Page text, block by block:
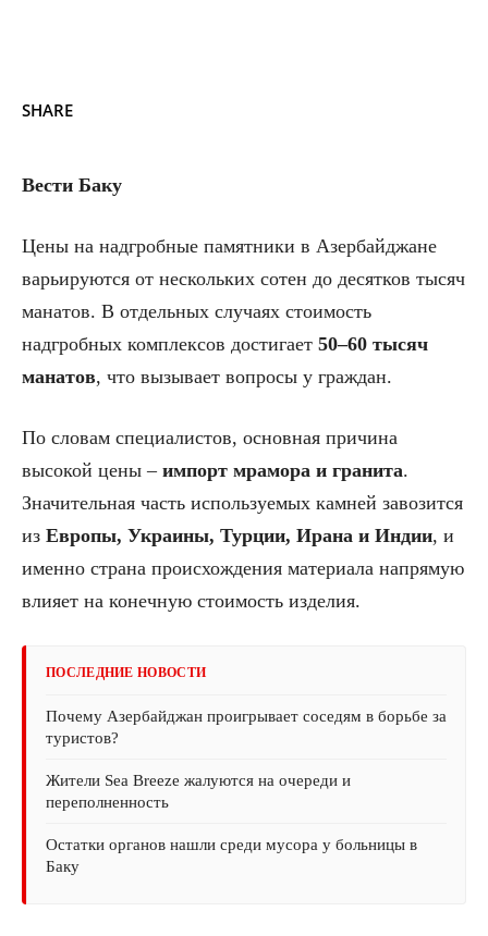
SHARE
Вести Баку
Цены на надгробные памятники в Азербайджане
варьируются от нескольких сотен до десятков тысяч
манатов. В отдельных случаях стоимость
надгробных комплексов достигает 50–60 тысяч
манатов, что вызывает вопросы у граждан.
По словам специалистов, основная причина
высокой цены – импорт мрамора и гранита.
Значительная часть используемых камней завозится
из Европы, Украины, Турции, Ирана и Индии, и
именно страна происхождения материала напрямую
влияет на конечную стоимость изделия.
ПОСЛЕДНИЕ НОВОСТИ
Почему Азербайджан проигрывает соседям в борьбе за
туристов?
Жители Sea Breeze жалуются на очереди и
переполненность
Остатки органов нашли среди мусора у больницы в
Баку